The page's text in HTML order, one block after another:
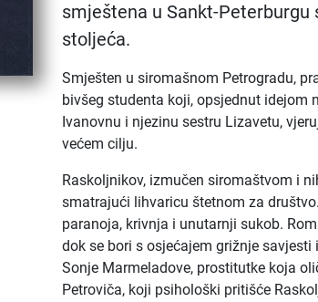
smještena u Sankt-
stoljeća.
Smješten u siromašnom Petrogradu,
bivšeg studenta koji, opsjednut idejom
Ivanovnu i njezinu sestru Lizavetu,
većem cilju.
Raskoljnikov, izmučen siromaštvom i
smatrajući lihvaricu štetnom za
paranoja, krivnja i unutarnji sukob.
dok se bori s osjećajem grižnje
Sonje Marmeladove, prostitutke koja
Petroviča, koji psihološki pritišće